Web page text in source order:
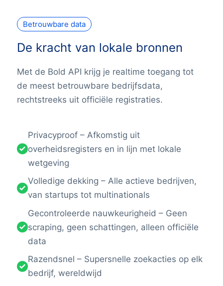
Betrouwbare data
De kracht van lokale bronnen
Met de Bold API krijg je realtime toegang tot
de meest betrouwbare bedrijfsdata,
rechtstreeks uit officiële registraties.
Privacyproof – Afkomstig uit
overheidsregisters en in lijn met lokale
wetgeving
Volledige dekking – Alle actieve bedrijven,
van startups tot multinationals
Gecontroleerde nauwkeurigheid – Geen
scraping, geen schattingen, alleen officiële
data
Razendsnel – Supersnelle zoekacties op elk
bedrijf, wereldwijd